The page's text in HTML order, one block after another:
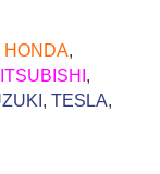
HONDA,
,
, TESLA,